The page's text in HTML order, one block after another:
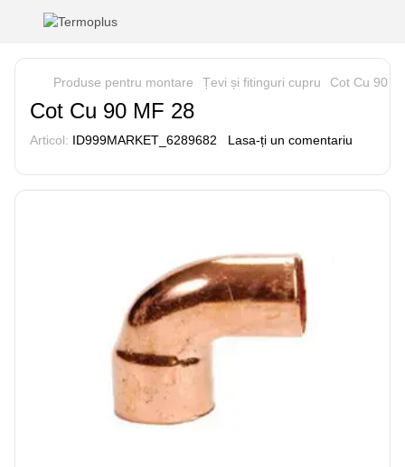
Produse pentru montare Țevi și fitinguri cupru Cot Cu 90
Cot Cu 90 MF 28
Articol: ID999MARKET_6289682 Lasa-ți un comentariu